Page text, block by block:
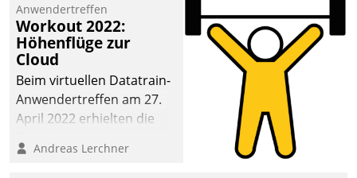
Mammutprojekte
meistern und Workloads
wuppen – bei zunehmend
anspruchsvollen
Aufgaben und
abnehmendem
Anwendertreffen
Workout 2022:
Höhenflüge zur
Cloud
Beim virtuellen Datatrain-
Anwendertreffen am 27.
April 2022 erhielten die
Teilnehmer kurzweilige
Andreas Lerchner